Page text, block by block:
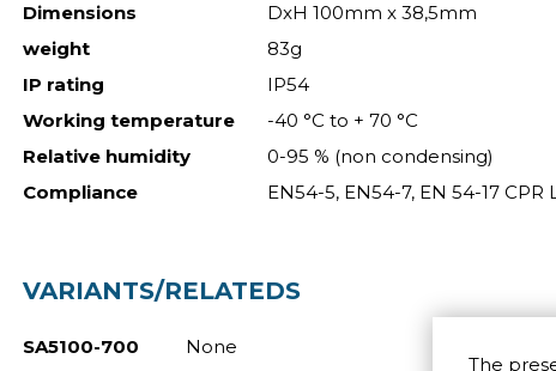
The
Dimensions
DxH 100mm x 38,5mm
weight
83g
IP rating
IP54
Working temperature
-40 °C to + 70 °C
Relative humidity
0-95 % (non condensing)
Compliance
EN54-5, EN54-7, EN 54-17 CPR
VARIANTS/RELATEDS
SA5100-700 None